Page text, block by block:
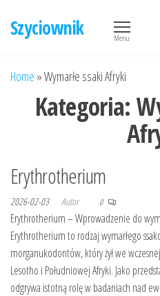
Szyciownik Menu
Home »Wymarłe ssaki Afryki
Kategoria:
Erythrotherium
2026-02-03 Autor 0
Erythrotherium – Wprowadzenie do
Erythrotherium to rodzaj wymarłego
morganukodontów, który żył we
Lesotho i Południowej Afryki. Jako
odgrywa istotną rolę w badaniach nad